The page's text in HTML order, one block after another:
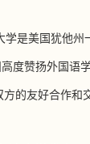
学是美国犹他州
高度赞扬外国语
的友好合作和